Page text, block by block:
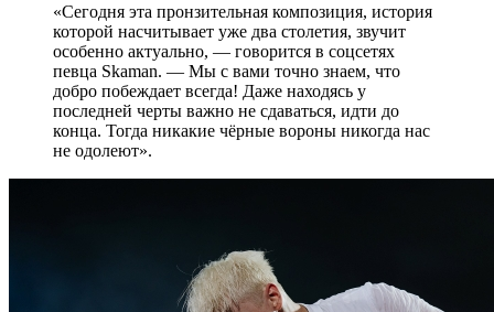
«Сегодня эта пронзительная композиция, история
которой насчитывает уже два столетия, звучит
особенно актуально, — говорится в соцсетях
певца Skaman. — Мы с вами точно знаем, что
добро побеждает всегда! Даже находясь у
последней черты важно не сдаваться, идти до
конца. Тогда никакие чёрные вороны никогда нас
не одолеют».